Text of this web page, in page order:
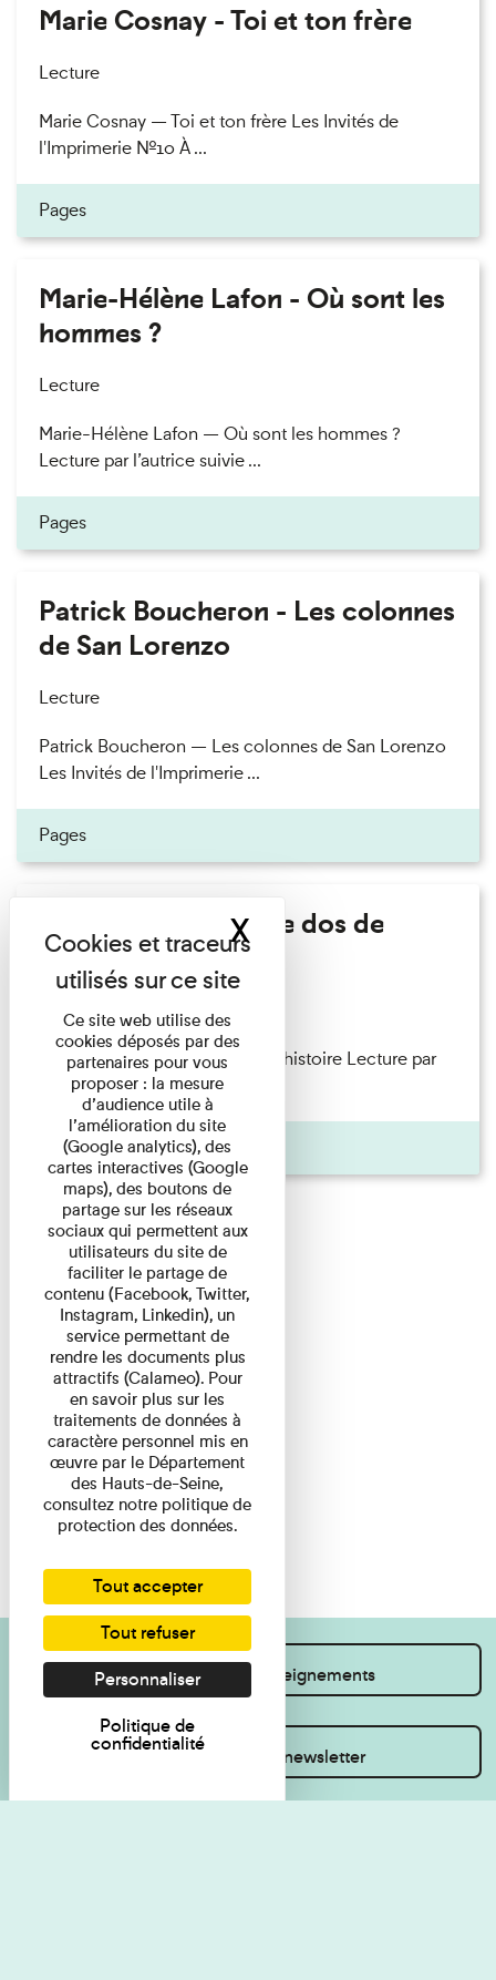
Marie Cosnay - Toi et ton frère
Lecture
Marie Cosnay — Toi et ton frère Les Invités de
l'Imprimerie n°10 À ...
Pages
Marie-Hélène Lafon - Où sont les
hommes ?
Lecture
Marie-Hélène Lafon — Où sont les hommes ?
Lecture par l’autrice suivie ...
Pages
Patrick Boucheron - Les colonnes
de San Lorenzo
Lecture
Patrick Boucheron — Les colonnes de San Lorenzo
Les Invités de l'Imprimerie ...
Pages
Philippe Artières - Le dos de
l'histoire
Lecture
Philippe Artières — Le dos de l’histoire Lecture par
l’auteur accompagné de ...
Pages
Je souhaite des renseignements
Inscrivez-vous à la newsletter
Ce site web utilise des
cookies déposés par des
partenaires pour vous
proposer : la mesure
d’audience utile à
l’amélioration du site
(Google analytics), des
cartes interactives (Google
maps), des boutons de
partage sur les réseaux
sociaux qui permettent aux
utilisateurs du site de
faciliter le partage de
contenu (Facebook, Twitter,
Instagram, Linkedin), un
service permettant de
rendre les documents plus
attractifs (Calameo). Pour
en savoir plus sur les
traitements de données à
caractère personnel mis en
œuvre par le Département
des Hauts-de-Seine,
consultez notre politique de
protection des données.
Tout accepter
Tout refuser
Personnaliser
Politique de
confidentialité
XMasquer le